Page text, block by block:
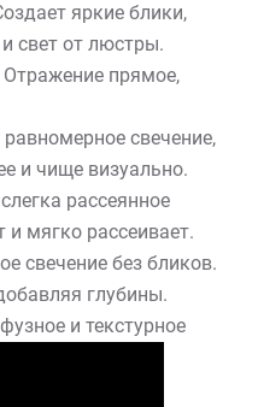
яркие блики,
свет от люстры.
прямое,
свечение,
и чище визуально.
рассеянное
мягко рассеивает.
свечение без бликов.
глубины.
и текстурное